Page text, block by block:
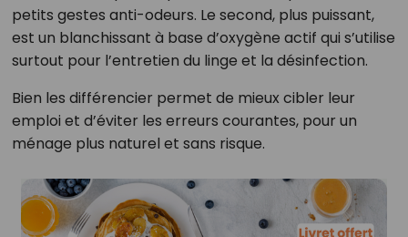
petits gestes anti-odeurs. Le second, plus puissant,
est un blanchissant à base d’oxygène actif qui s’utilise
surtout pour l’entretien du linge et la désinfection.
Bien les différencier permet de mieux cibler leur
emploi et d’éviter les erreurs courantes, pour un
ménage plus naturel et sans risque.